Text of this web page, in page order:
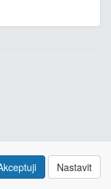
pro informační
Nastavit